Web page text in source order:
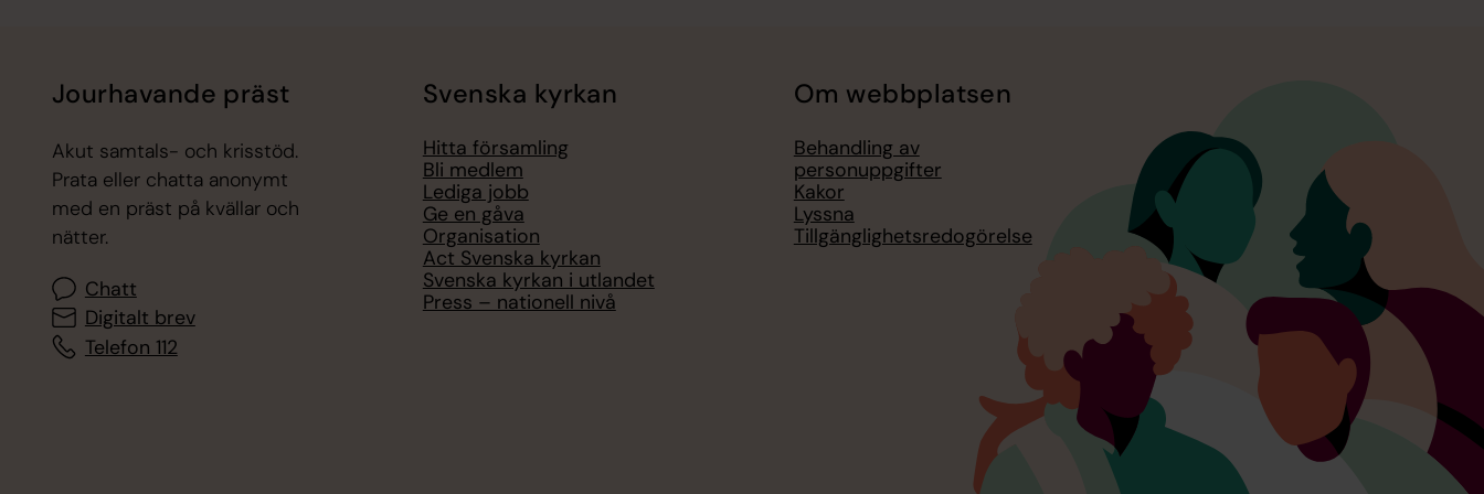
Jourhavande präst
Akut samtals- och krisstöd.
Prata eller chatta anonymt
med en präst på kvällar och
nätter.
Chatt
Digitalt brev
Telefon 112
Svenska kyrkan
Hitta församling
Bli medlem
Lediga jobb
Ge en gåva
Organisation
Act Svenska kyrkan
Svenska kyrkan i utlandet
Press – nationell nivå
Om webbplatsen
Behandling av
personuppgifter
Kakor
Lyssna
Tillgänglighetsredogörelse